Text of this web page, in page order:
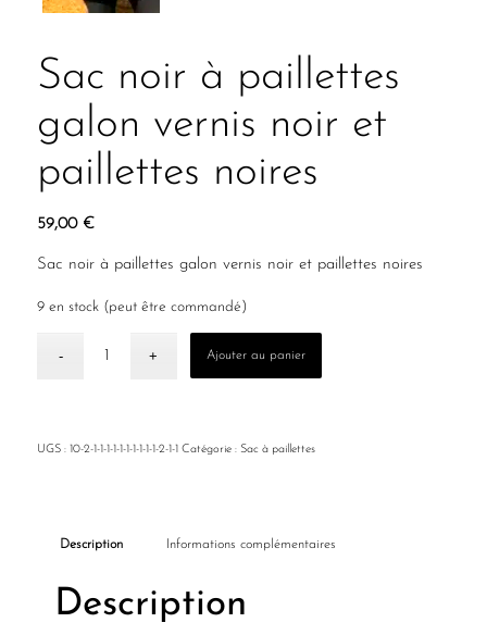
Sac noir à paillettes
galon vernis noir et
paillettes noires
59,00 €
Sac noir à paillettes galon vernis noir et paillettes noires
9 en stock (peut être commandé)
Ajouter au panier
UGS : 10-2-1-1-1-1-1-1-1-1-1-1-2-1-1 Catégorie : Sac à paillettes
Description Informations complémentaires
Description